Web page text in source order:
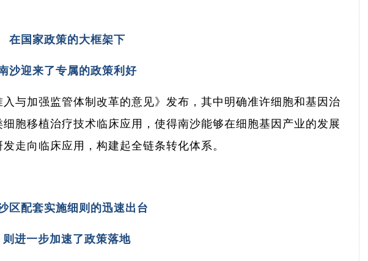
在国家政策的大框架下
沙迎来了专属的政策利好
与加强监管体制改革的意见》发布，其中明确准许细胞和基因治
胞移植治疗技术临床应用，使得南沙能够在细胞基因产业的发展
走向临床应用，构建起全链条转化体系。
区配套实施细则的迅速出台
则进一步加速了政策落地